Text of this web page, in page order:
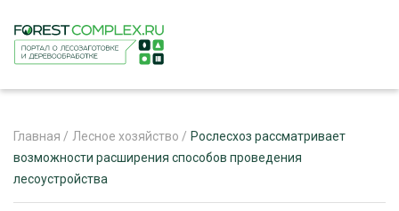
ЖУРНАЛ «ЛЕСНОЙ КОМПЛЕКС»
Главная / Лесное хозяйство / Рослесхоз рассматривает
возможности расширения способов проведения
лесоустройства